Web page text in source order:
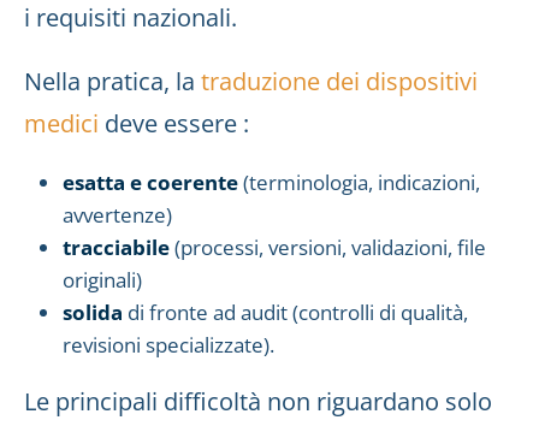
i requisiti nazionali.
Nella pratica, la traduzione dei dispositivi
medici deve essere :
esatta e coerente(terminologia, indicazioni,
avvertenze)
tracciabile(processi, versioni, validazioni, file
originali)
solida di fronte ad audit (controlli di qualità,
revisioni specializzate).
Le principali difficoltà non riguardano solo